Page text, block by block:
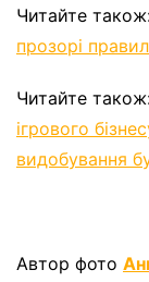
Читайте
прозорі
Читайте
ігрового
видобування
Автор фото